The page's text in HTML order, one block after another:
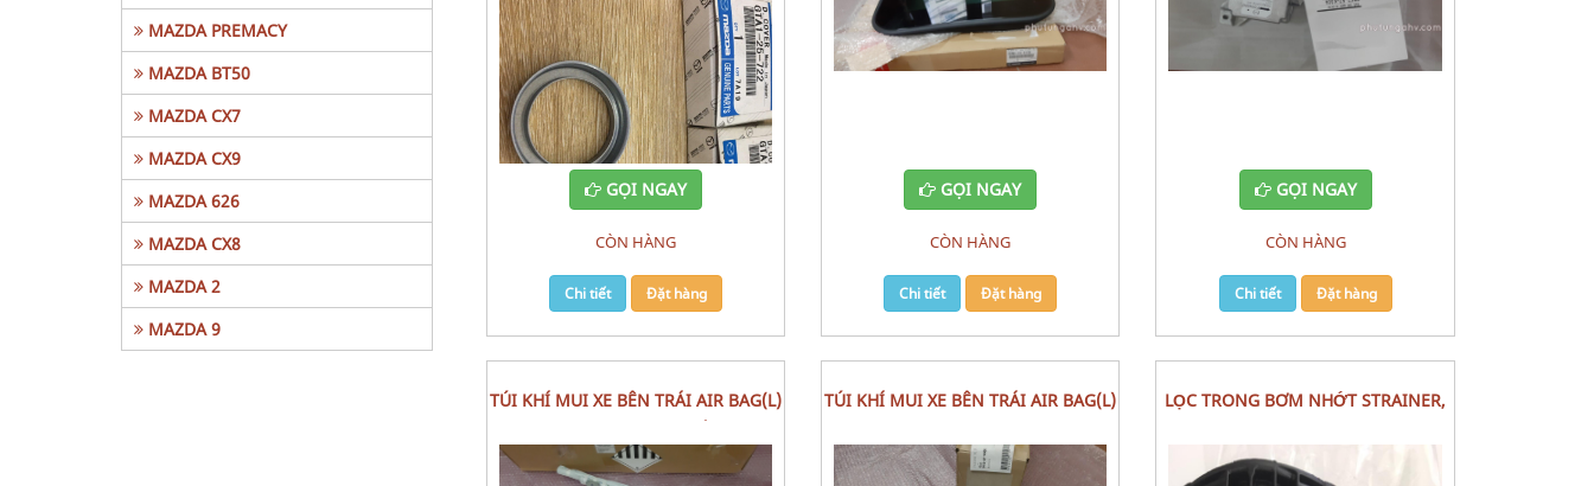
MAZDA PREMACY
MAZDA BT50
MAZDA CX7
MAZDA CX9
MAZDA 626
MAZDA CX8
MAZDA 2
MAZDA 9
GỌI NGAY
CÒN HÀNG
Chi tiết Đặt hàng
GỌI NGAY
CÒN HÀNG
Chi tiết Đặt hàng
GỌI NGAY
CÒN HÀNG
Chi tiết Đặt hàng
TÚI KHÍ MUI XE BÊN TRÁI AIR BAG(L)
TÚI KHÍ MUI XE BÊN TRÁI AIR BAG(L)
LỌC TRONG BƠM NHỚT STRAINER,